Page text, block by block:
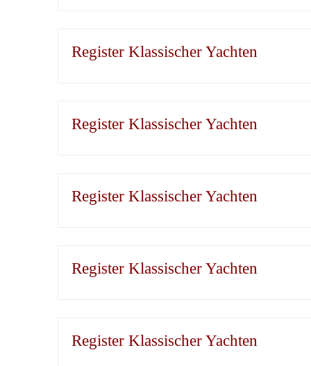
Register Klassischer Yachten
Register Klassischer Yachten
Register Klassischer Yachten
Register Klassischer Yachten
Register Klassischer Yachten